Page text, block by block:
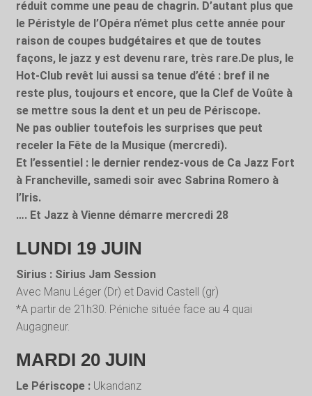
réduit comme une peau de chagrin. D’autant plus que
le Péristyle de l’Opéra n’émet plus cette année pour
raison de coupes budgétaires et que de toutes
façons, le jazz y est devenu rare, très rare.De plus, le
Hot-Club revêt lui aussi sa tenue d’été : bref il ne
reste plus, toujours et encore, que la Clef de Voûte à
se mettre sous la dent et un peu de Périscope.
Ne pas oublier toutefois les surprises que peut
receler la Fête de la Musique (mercredi).
Et l’essentiel : le dernier rendez-vous de Ca Jazz Fort
à Francheville, samedi soir avec Sabrina Romero à
l’Iris.
…. Et Jazz à Vienne démarre mercredi 28
LUNDI 19 JUIN
Sirius : Sirius Jam Session
Avec Manu Léger (Dr) et David Castell (gr)
*A partir de 21h30. Péniche située face au 4 quai
Augagneur.
MARDI 20 JUIN
Le Périscope : Ukandanz